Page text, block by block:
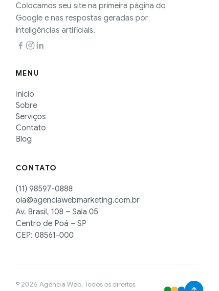
Colocamos seu site na primeira página do
Google e nas respostas geradas por
inteligências artificiais.
MENU
Início
Sobre
Serviços
Contato
Blog
CONTATO
(11) 98597-0888
ola@agenciawebmarketing.com.br
Av. Brasil, 108 – Sala 05
Centro de Poá – SP
CEP: 08561-000
© 2026 Agência Web. Todos os direitos